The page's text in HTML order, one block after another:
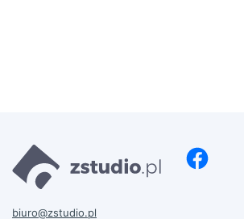
biuro@zstudio.pl